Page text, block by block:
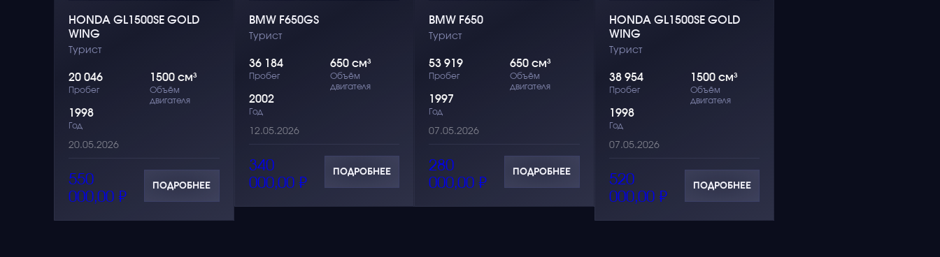
HONDA GL1500SE GOLD
WING
Турист
20 046
Пробег
1500 см³
Объём
двигателя
1998
Год
20.05.2026
550
000,00 ₽
ПОДРОБНЕЕ
BMW F650GS
Турист
36 184
Пробег
650 см³
Объём
двигателя
2002
Год
12.05.2026
340
000,00 ₽
ПОДРОБНЕЕ
BMW F650
Турист
53 919
Пробег
650 см³
Объём
двигателя
1997
Год
07.05.2026
280
000,00 ₽
ПОДРОБНЕЕ
HONDA GL1500SE GOLD
WING
Турист
38 954
Пробег
1500 см³
Объём
двигателя
1998
Год
07.05.2026
520
000,00 ₽
ПОДРОБНЕЕ